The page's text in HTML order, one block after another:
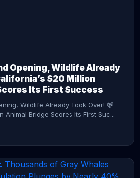
Opening, Wildlife Already
$20 Million
Its First Success
Wildlife Already Took Over! 🦌
Animal Bridge Scores Its First Suc...